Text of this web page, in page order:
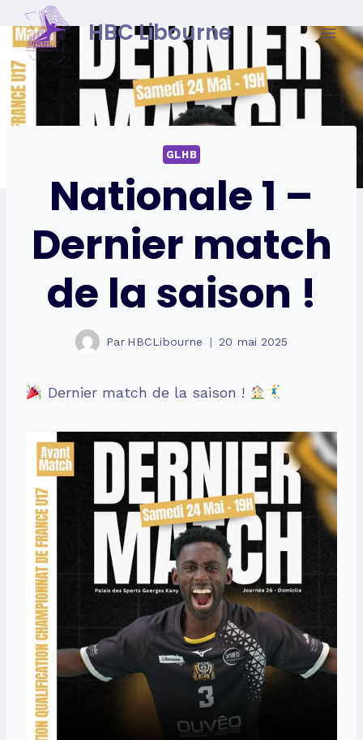
Skip
content
HBC Libourne
GLHB
Nationale 1 –
Dernier match
de la saison !
Par HBCLibourne 20 mai 2025
Dernier match de la saison !